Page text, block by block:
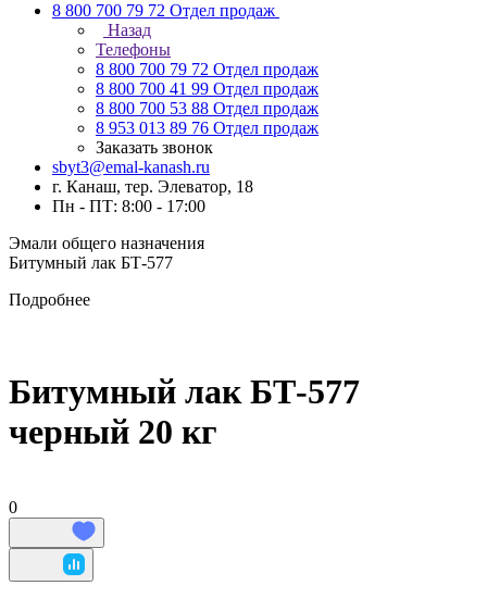
8 800 700 79 72 Отдел продаж
Назад
Телефоны
8 800 700 79 72 Отдел продаж
8 800 700 41 99 Отдел продаж
8 800 700 53 88 Отдел продаж
8 953 013 89 76 Отдел продаж
Заказать звонок
sbyt3@emal-kanash.ru
г. Канаш, тер. Элеватор, 18
Пн - ПТ: 8:00 - 17:00
Эмали общего назначения
Битумный лак БТ-577
Подробнее
Битумный лак БТ-577
черный 20 кг
0